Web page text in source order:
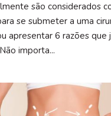
são considerados
se submeter a uma
apresentar 6 razões que
importa...